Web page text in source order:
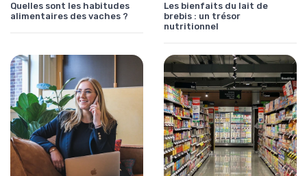
Quelles sont les habitudes
alimentaires des vaches ?
Les bienfaits du lait de
brebis : un trésor
nutritionnel